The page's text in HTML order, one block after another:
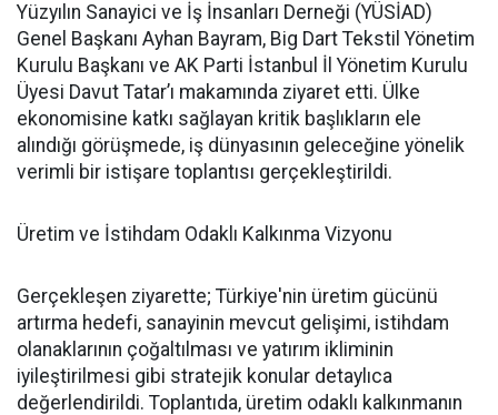
Yüzyılın Sanayici ve İş İnsanları Derneği (YÜSİAD)
Genel Başkanı Ayhan Bayram, Big Dart Tekstil Yönetim
Kurulu Başkanı ve AK Parti İstanbul İl Yönetim Kurulu
Üyesi Davut Tatar’ı makamında ziyaret etti. Ülke
ekonomisine katkı sağlayan kritik başlıkların ele
alındığı görüşmede, iş dünyasının geleceğine yönelik
verimli bir istişare toplantısı gerçekleştirildi.
Üretim ve İstihdam Odaklı Kalkınma Vizyonu
Gerçekleşen ziyarette; Türkiye'nin üretim gücünü
artırma hedefi, sanayinin mevcut gelişimi, istihdam
olanaklarının çoğaltılması ve yatırım ikliminin
iyileştirilmesi gibi stratejik konular detaylıca
değerlendirildi. Toplantıda, üretim odaklı kalkınmanın